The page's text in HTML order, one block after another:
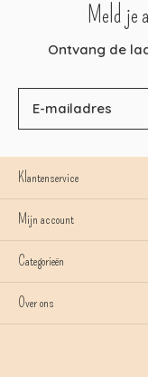
Meld je
Ontvang de
Klantenservice
Mijn account
Categorieën
Over ons